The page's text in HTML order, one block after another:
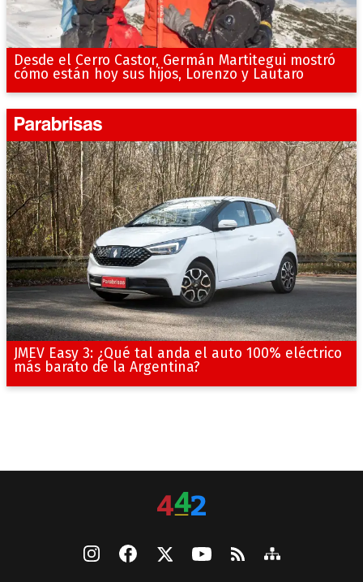
Desde el Cerro Castor, Germán Martitegui mostró
cómo están hoy sus hijos, Lorenzo y Lautaro
JMEV Easy 3: ¿Qué tal anda el auto 100% eléctrico
más barato de la Argentina?